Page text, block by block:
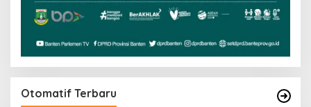
Otomatif Terbaru